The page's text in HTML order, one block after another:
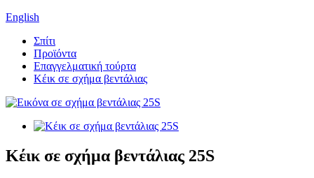
English
Σπίτι
Προϊόντα
Επαγγελματική τούρτα
Κέικ σε σχήμα βεντάλιας
Κέικ σε σχήμα βεντάλιας 25S